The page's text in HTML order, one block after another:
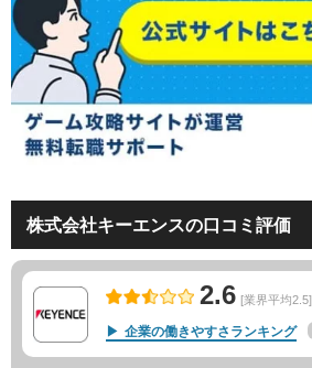
株式会社キーエンスの口コミ評価
2.6 [業界平均2.5]
企業の働きやすさランキング